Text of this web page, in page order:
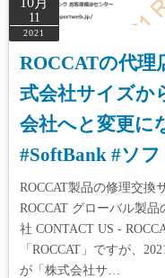
11
2021
ROCCATの代理
式会社サイズか
会社へと変更に
#SoftBank #ソ
ROCCAT製品の修理交換
ROCCAT グローバル製
社 CONTACT US -
「ROCCAT」ですが、
が「株式会社サ…